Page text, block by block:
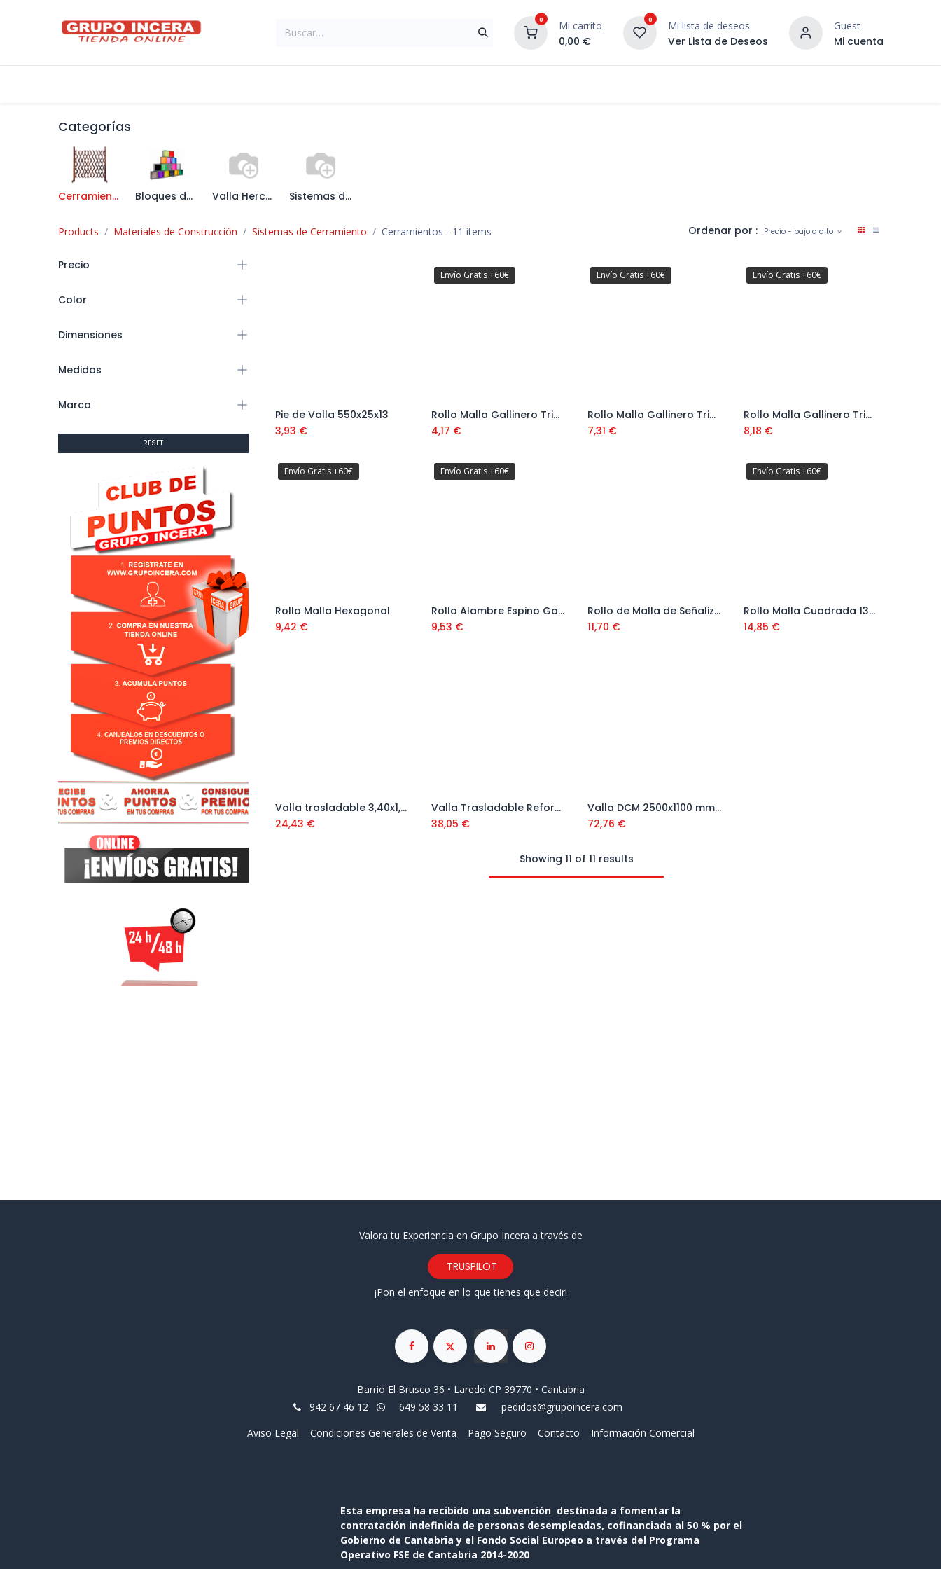
0 Mi carrito
0,00 €
0 Mi lista de deseos
Ver Lista de Deseos
Guest
Mi cuenta
¡DESCUBRE NUESTRO
Categorías
Cerramientos Bloques de Vidrio Valla Hercules y Complementos Sistemas de Ocultación
Products Materiales de Construcción Sistemas de Cerramiento Cerramientos - 11 items Ordenar por : Precio - bajo a alto
Precio
Color
Dimensiones
Medidas
Marca
RESET
Añadir al carrito
Pie de Valla 550x25x13
3,93 €
Envío Gratis +60€
Añadir al carrito
Rollo Malla Gallinero Triple Torsión 51 mm
4,17 €
Envío Gratis +60€
Añadir al carrito
Rollo Malla Gallinero Triple Torsión 13 mm
7,31 €
Envío Gratis +60€
Añadir al carrito
Rollo Malla Gallinero Triple Torsión 25 mm
8,18 €
Envío Gratis +60€
Añadir al carrito
Rollo Malla Hexagonal
9,42 €
Envío Gratis +60€
Añadir al carrito
Rollo Alambre Espino Galvanizado Ref. 10601041
9,53 €
Añadir al carrito
Rollo de Malla de Señalizacion Naranja 1 x 50 mt Ref. 300890
11,70 €
Envío Gratis +60€
Rollo Malla Cuadrada 13 mm 0,8 mm
14,85 €
Añadir al carrito
Valla trasladable 3,40x1,85
24,43 €
Añadir al carrito
Valla Trasladable Reforzada 3x1,85
38,05 €
Añadir al carrito
Valla DCM 2500x1100 mm 2 P.
72,76 €
Showing 11 of 11 results
Valora tu Experiencia en Grupo Incera a través de
TRUSPILOT
¡Pon el enfoque en lo que tienes que decir!
Barrio El Brusco 36 • Laredo CP 39770 • Cantabria
942 67 46 12
649 58 33 11
pedidos@grupoincera.com
Aviso Legal
Condiciones Generales de Venta Pago Seguro Contacto Información Comercial
Esta empresa ha recibido una subvención destinada a fomentar la
contratación indefinida de personas desempleadas, cofinanciada al 50 % por el
Gobierno de Cantabria y el Fondo Social Europeo a través del Programa
Operativo FSE de Cantabria 2014-2020